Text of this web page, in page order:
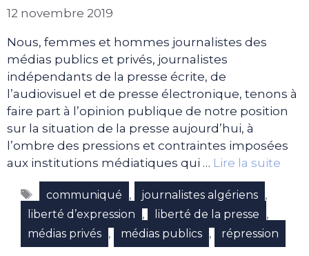
12 novembre 2019
Nous, femmes et hommes journalistes des
médias publics et privés, journalistes
indépendants de la presse écrite, de
l’audiovisuel et de presse électronique, tenons à
faire part à l’opinion publique de notre position
sur la situation de la presse aujourd’hui, à
l’ombre des pressions et contraintes imposées
aux institutions médiatiques qui … Lire la suite
Étiquettes
communiqué , journalistes algériens ,
liberté d’expression , liberté de la presse ,
médias privés , médias publics , répression